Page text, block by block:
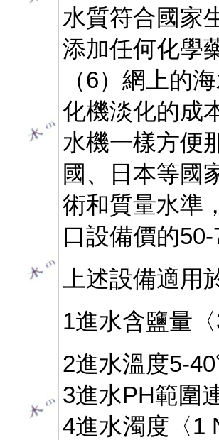
水質符合國家
添加任何化學
（6）網上的
化機淡化的成
水機一樣方便
國、日本等國
術和質量水準
口設備價的
上述設備適用
1進水含鹽量
2進水溫度5-
3進水PH範圍
4進水濁度〈1